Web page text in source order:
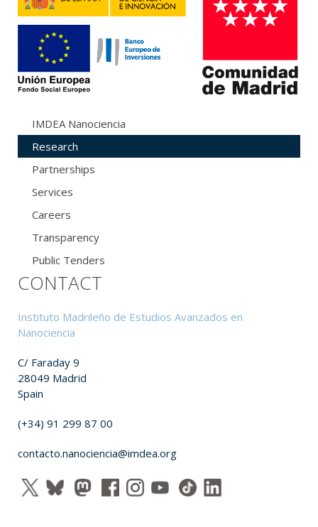
IMDEA Nanociencia
Research
Partnerships
Services
Careers
Transparency
Public Tenders
CONTACT
Instituto Madrileño de Estudios Avanzados en
Nanociencia
C/ Faraday 9
28049 Madrid
Spain
(+34) 91 299 87 00
contacto.nanociencia@imdea.org